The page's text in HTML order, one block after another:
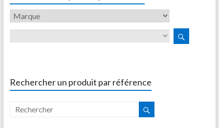
Rechercher un produit par référence